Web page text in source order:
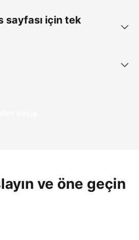
sayfası için tek
başla
ve öne geçin